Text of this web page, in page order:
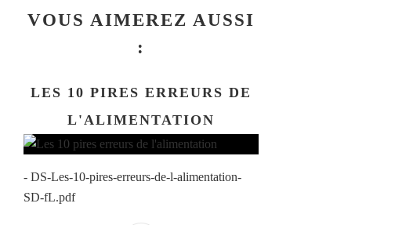
VOUS AIMEREZ AUSSI
:
LES 10 PIRES ERREURS DE
L'ALIMENTATION
- DS-Les-10-pires-erreurs-de-l-alimentation-
SD-fL.pdf